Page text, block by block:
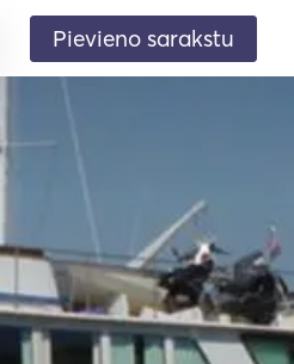
Pievieno sarakstu